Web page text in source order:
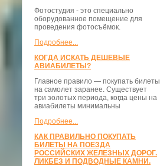
Фотостудия - это специально
оборудованное помещение для
проведения фотосъёмок.
Подробнее...
КОГДА ИСКАТЬ ДЕШЕВЫЕ
АВИАБИЛЕТЫ?
Главное правило — покупать билеты
на самолет заранее. Существует
три золотых периода, когда цены на
авиабилеты минимальны
Подробнее...
КАК ПРАВИЛЬНО ПОКУПАТЬ
БИЛЕТЫ НА ПОЕЗДА
РОССИЙСКИХ ЖЕЛЕЗНЫХ ДОРОГ.
ЛИКБЕЗ И ПОДВОДНЫЕ КАМНИ.